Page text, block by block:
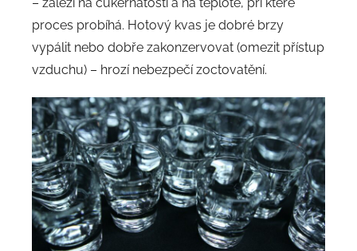
proces probíhá. Hotový kvas je dobré brzy
vypálit nebo dobře zakonzervovat (omezit přístup
vzduchu) – hrozí nebezpečí zoctovatění.